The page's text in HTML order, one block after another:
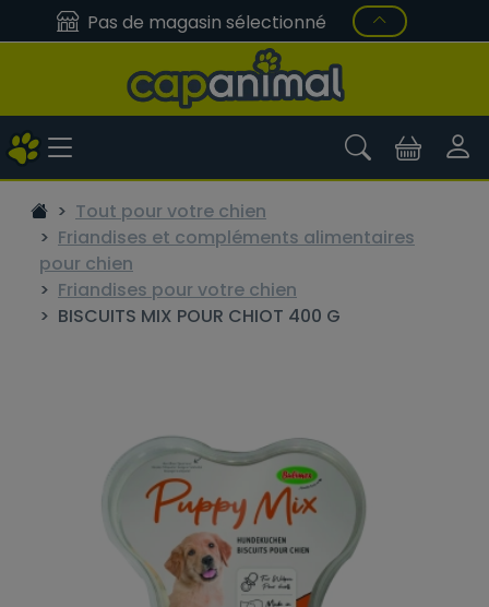
Pas de magasin sélectionné
Tout pour votre chien
Friandises et compléments alimentaires
pour chien
Friandises pour votre chien
BISCUITS MIX POUR CHIOT 400 G